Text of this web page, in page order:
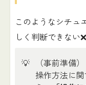
このようなシチュ
しく判断できない❌
💡
（事前準備）
操作方法に